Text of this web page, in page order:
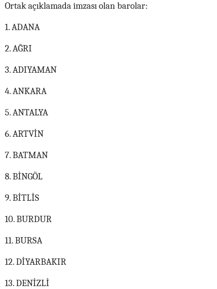
Ortak açıklamada imzası olan barolar:
1. ADANA
2. AĞRI
3. ADIYAMAN
4. ANKARA
5. ANTALYA
6. ARTVİN
7. BATMAN
8. BİNGÖL
9. BİTLİS
10. BURDUR
11. BURSA
12. DİYARBAKIR
13. DENİZLİ